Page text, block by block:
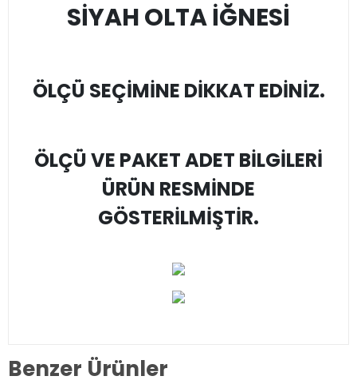
SİYAH OLTA İĞNESİ
ÖLÇÜ SEÇİMİNE DİKKAT EDİNİZ.
ÖLÇÜ VE PAKET ADET BİLGİLERİ
ÜRÜN RESMİNDE
GÖSTERİLMİŞTİR.
Benzer Ürünler